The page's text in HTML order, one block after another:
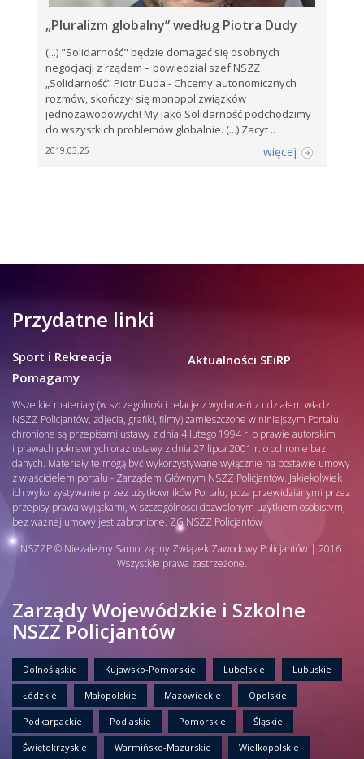
„Pluralizm globalny” według Piotra Dudy
(...) "Solidarność" będzie domagać się osobnych
negocjacji z rządem – powiedział szef NSZZ
„Solidarność” Piotr Duda - Chcemy autonomicznych
rozmów, skończył się monopol związków
jednozawodowych! My jako Solidarność podchodzimy
do wszystkich problemów globalnie. (...) Zacyt ..
2019.03.25 więcej
Przydatne linki
Sport i Rekreacja
Pomagamy
Aktualności SEiRP
Wszelkie materiały (w szczególności relacje z wydarzeń z udziałem władz
NSZZ Policjantów, zdjęcia, grafiki, filmy) zamieszczone w niniejszym Portalu
chronione są przepisami ustawy z dnia 4 lutego 1994 r. o prawie autorskim
i prawach pokrewnych oraz ustawy z dnia 27 lipca 2001 r. o ochronie baz
danych. Materiały te mogą być wykorzystywane wyłącznie na postawie umowy
z właścicielem portalu - Zarządem Głównym NSZZ Policjantów. Jakiekolwiek
ich wykorzystywanie przez użytkowników Portalu, poza przewidzianymi przez
przepisy prawa wyjątkami, w szczególności dozwolonym użytkiem osobistym,
bez ważnej umowy jest zabronione. ZG NSZZ Policjantów
NSZZP © Niezależny Samorządny Związek Zawodowy Policjantów | 2016.
Wszystkie prawa zastrzeżone.
Zarządy Wojewódzkie i Szkolne
NSZZ Policjantów
Dolnośląskie Kujawsko-Pomorskie Lubelskie Lubuskie
Łódzkie Małopolskie Mazowieckie Opolskie
Podkarpackie Podlaskie Pomorskie Śląskie
Świętokrzyskie Warmińsko-Mazurskie Wielkopolskie